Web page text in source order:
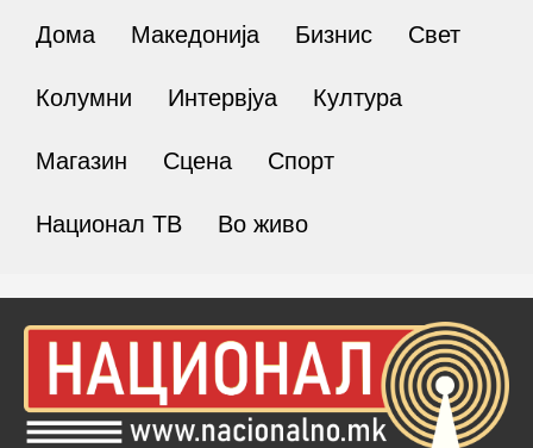
Дома Македонија Бизнис Свет
Колумни Интервјуа Култура
Магазин Сцена Спорт
Национал ТВ Во живо